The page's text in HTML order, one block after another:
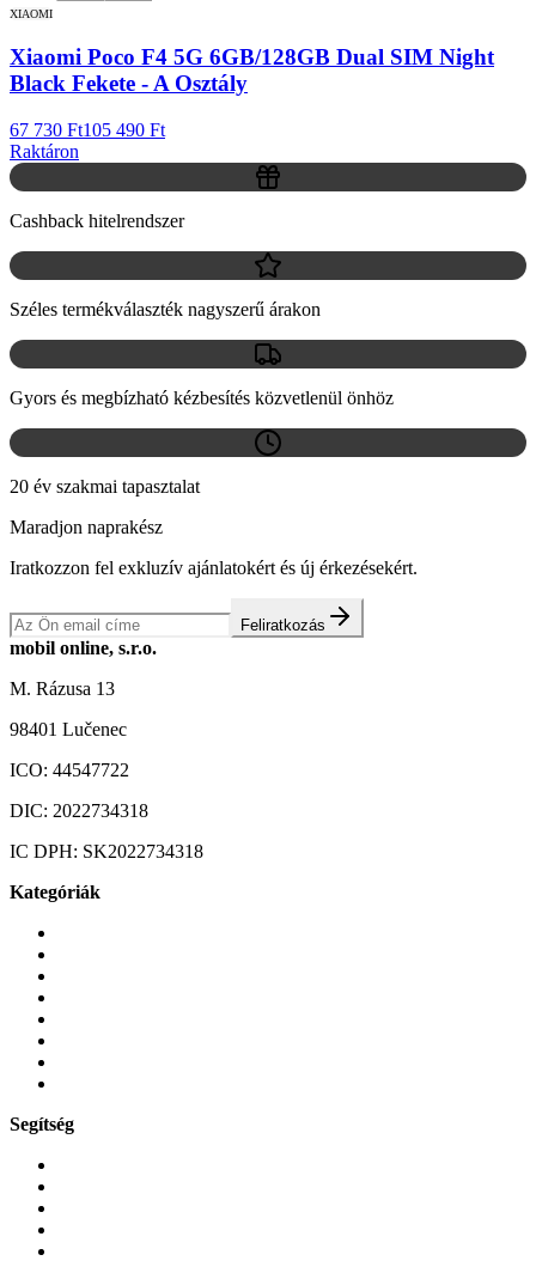
XIAOMI
Xiaomi Poco F4 5G 6GB/128GB Dual SIM Night
Black Fekete - A Osztály
67 730 Ft105 490 Ft
Raktáron
Cashback hitelrendszer
Széles termékválaszték nagyszerű árakon
Gyors és megbízható kézbesítés közvetlenül önhöz
20 év szakmai tapasztalat
Maradjon naprakész
Iratkozzon fel exkluzív ajánlatokért és új érkezésekért.
Feliratkozás
mobil online, s.r.o.
M. Rázusa 13
98401 Lučenec
ICO: 44547722
DIC: 2022734318
IC DPH: SK2022734318
Kategóriák
Segítség